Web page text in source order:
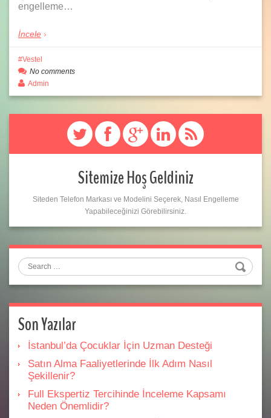
engelleme…
İncele
Vestel
No comments
Admin
Sitemize Hoş Geldiniz
Siteden Telefon Markası ve Modelini Seçerek, Nasıl Engelleme
Yapabileceğinizi Görebilirsiniz.
Search
Son Yazılar
İstanbul’da Çocuklar İçin Uzman Desteği
Satın Alma Faaliyetlerinde İlk Adım Nasıl
Şekillenir?
Full Ekspertiz Tercihinde İnceleme Kapsamı
Neden Önemlidir?